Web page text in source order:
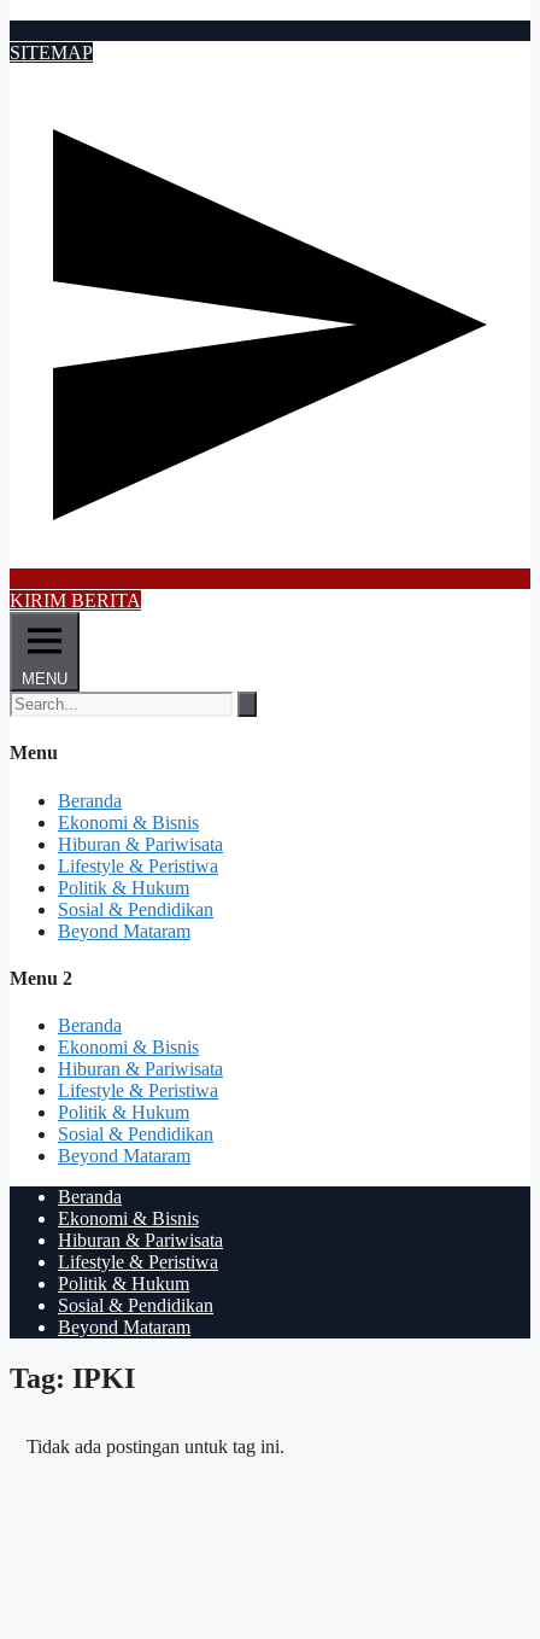
SITEMAP
KIRIM BERITA
MENU
Menu
Beranda
Ekonomi & Bisnis
Hiburan & Pariwisata
Lifestyle & Peristiwa
Politik & Hukum
Sosial & Pendidikan
Beyond Mataram
Menu 2
Beranda
Ekonomi & Bisnis
Hiburan & Pariwisata
Lifestyle & Peristiwa
Politik & Hukum
Sosial & Pendidikan
Beyond Mataram
Beranda
Ekonomi & Bisnis
Hiburan & Pariwisata
Lifestyle & Peristiwa
Politik & Hukum
Sosial & Pendidikan
Beyond Mataram
Tag: IPKI
Tidak ada postingan untuk tag ini.